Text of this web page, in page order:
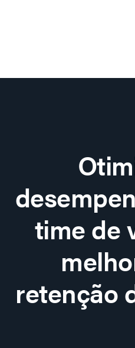
time de
retenção